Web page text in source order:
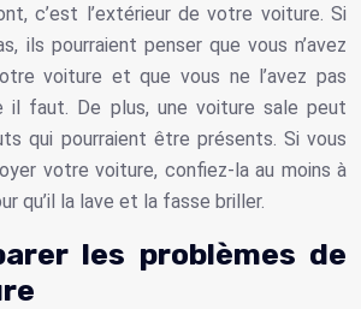
c’est l’extérieur de votre voiture. Si
ils pourraient penser que vous n’avez
voiture et que vous ne l’avez pas
il faut. De plus, une voiture sale peut
qui pourraient être présents. Si vous
votre voiture, confiez-la au moins à
qu’il la lave et la fasse briller.
les problèmes de